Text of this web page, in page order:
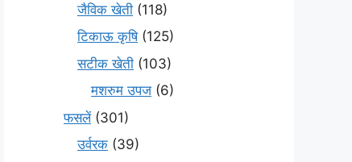
जैविक खेती (118)
टिकाऊ कृषि(125)
सटीक खेती (103)
मशरुम उपज (6)
फसलें(301)
उर्वरक (39)